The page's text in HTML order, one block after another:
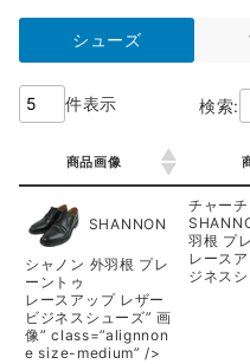
シューズ
件表示 検索:
商品画像
SHANNON
シャノン 外羽根 プレ
ーントゥ
レースアップ レザー
ビジネスシューズ” 画
像” class=”alignnon
e size-medium” />
チャーチ
羽根 プ
レース
ジネス